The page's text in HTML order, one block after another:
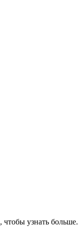
, чтобы узнать больше.